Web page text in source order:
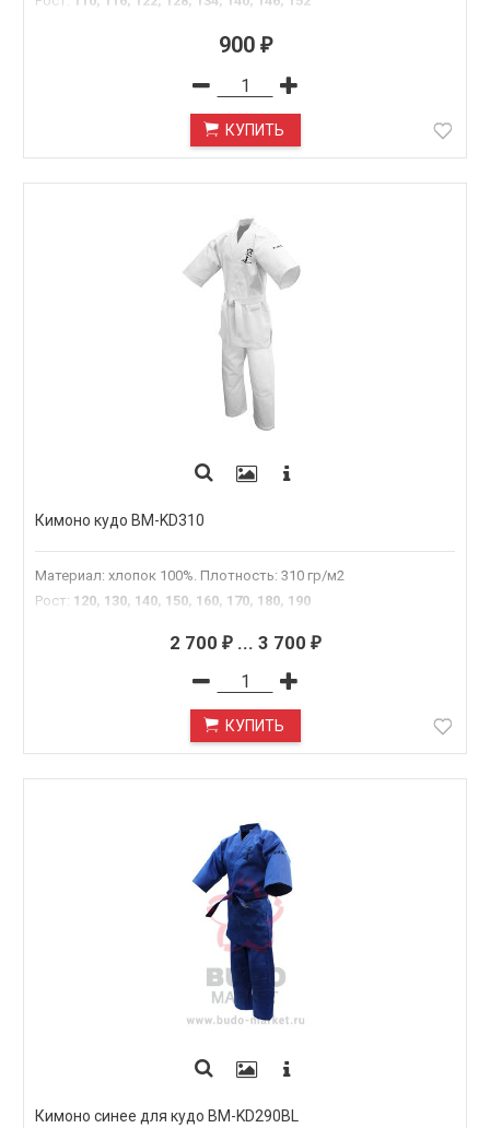
900 ₽
КУПИТЬ
Кимоно кудо BM-KD310
Материал: хлопок 100%. Плотность: 310 гр/м2
Рост: 120, 130, 140, 150, 160, 170, 180, 190
2 700 ₽... 3 700 ₽
КУПИТЬ
Кимоно синее для кудо BM-KD290BL